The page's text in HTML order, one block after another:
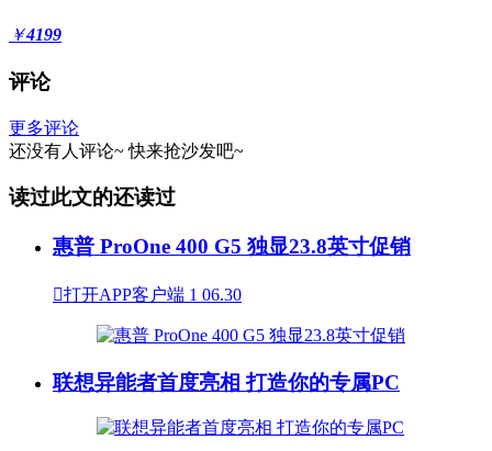
￥4199
评论
更多评论
还没有人评论~ 快来抢沙发吧~
读过此文的还读过
惠普 ProOne 400 G5 独显23.8英寸促销
打开APP客户端 1 06.30
联想异能者首度亮相 打造你的专属PC